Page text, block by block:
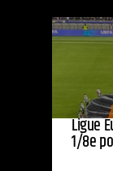
Ligue
1/8e